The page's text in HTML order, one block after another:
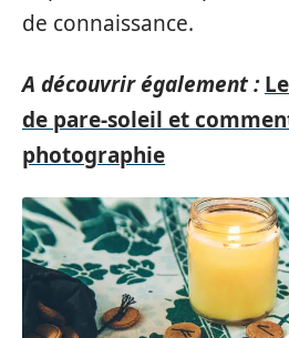
de connaissance.
A découvrir également :
de pare-soleil et
photographie